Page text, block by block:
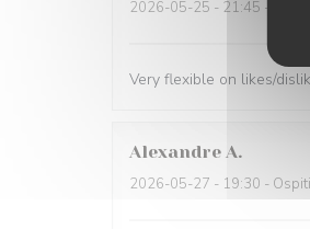
2026-05-25 - 21:45 - Ospiti
Very flexible on likes/
Alexandre A
2026-05-27 - 19:30 -